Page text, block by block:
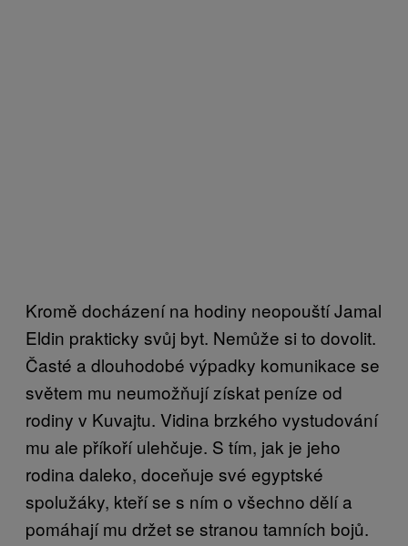
Kromě docházení na hodiny neopouští Jamal
Eldin prakticky svůj byt. Nemůže si to dovolit.
Časté a dlouhodobé výpadky komunikace se
světem mu neumožňují získat peníze od
rodiny v Kuvajtu. Vidina brzkého vystudování
mu ale příkoří ulehčuje. S tím, jak je jeho
rodina daleko, doceňuje své egyptské
spolužáky, kteří se s ním o všechno dělí a
pomáhají mu držet se stranou tamních bojů.